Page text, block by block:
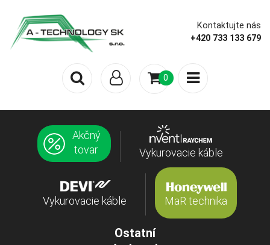
Kontaktujte nás
+420 733 133 679
0
Akčný
tovar
Vykurovacie káble
Vykurovacie káble MaR technika
Ostatní